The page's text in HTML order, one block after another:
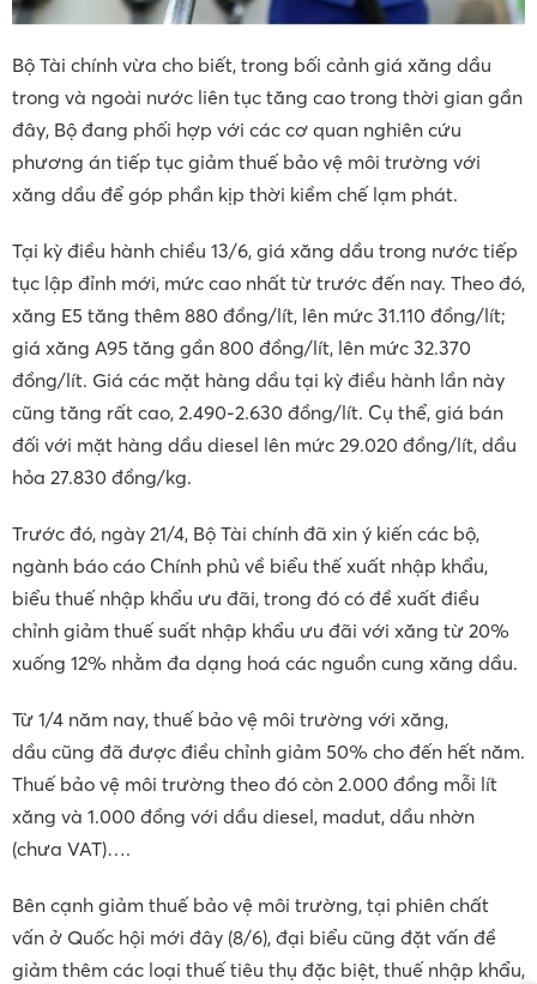
Bộ Tài chính vừa cho biết, trong bối cảnh giá xăng dầu
trong và ngoài nước liên tục tăng cao trong thời gian gần
đây, Bộ đang phối hợp với các cơ quan nghiên cứu
phương án tiếp tục giảm thuế bảo vệ môi trường với
xăng dầu để góp phần kịp thời kiềm chế lạm phát.
Tại kỳ điều hành chiều 13/6, giá xăng dầu trong nước tiếp
tục lập đỉnh mới, mức cao nhất từ trước đến nay. Theo đó,
xăng E5 tăng thêm 880 đồng/lít, lên mức 31.110 đồng/lít;
giá xăng A95 tăng gần 800 đồng/lít, lên mức 32.370
đồng/lít. Giá các mặt hàng dầu tại kỳ điều hành lần này
cũng tăng rất cao, 2.490-2.630 đồng/lít. Cụ thể, giá bán
đối với mặt hàng dầu diesel lên mức 29.020 đồng/lít, dầu
hỏa 27.830 đồng/kg.
Trước đó, ngày 21/4, Bộ Tài chính đã xin ý kiến các bộ,
ngành báo cáo Chính phủ về biểu thế xuất nhập khẩu,
biểu thuế nhập khẩu ưu đãi, trong đó có đề xuất điều
chỉnh giảm thuế suất nhập khẩu ưu đãi với xăng từ 20%
xuống 12% nhằm đa dạng hoá các nguồn cung xăng dầu.
Từ 1/4 năm nay, thuế bảo vệ môi trường với xăng,
dầu cũng đã được điều chỉnh giảm 50% cho đến hết năm.
Thuế bảo vệ môi trường theo đó còn 2.000 đồng mỗi lít
xăng và 1.000 đồng với dầu diesel, madut, dầu nhờn
(chưa VAT)….
Bên cạnh giảm thuế bảo vệ môi trường, tại phiên chất
vấn ở Quốc hội mới đây (8/6), đại biểu cũng đặt vấn đề
giảm thêm các loại thuế tiêu thụ đặc biệt, thuế nhập khẩu,